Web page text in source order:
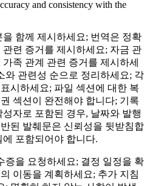
and consistency with the
함께 제시하세요; 번역은 정확
련 증거를 제시하세요; 자금 관
족 관계 관련 증거를 제시하세
와 관련성 순으로 정리하세요; 각
시하세요; 파일 섹션에 대한 복
섹션이 완전해야 합니다; 기록
자로 포함된 경우, 날짜와 발행
된 발췌문은 신뢰성을 뒷받침합
포함되어야 합니다.
증을 요청하세요; 결정 일정을 확
이동을 계획하세요; 추가 지침